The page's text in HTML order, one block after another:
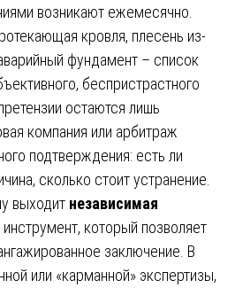
возникают ежемесячно.
кровля, плесень из-
фундамент – список
беспристрастного
остаются лишь
компания или арбитраж
подтверждения: есть ли
сколько стоит устранение.
выходит независимая
инструмент, который позволяет
заключение. В
или «карманной» экспертизы,